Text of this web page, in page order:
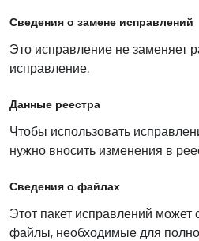
Сведения о замене исправлений
Это исправление не заменяет
исправление.
Данные реестра
Чтобы использовать
нужно вносить изменения в
Сведения о файлах
Этот пакет исправлений может
файлы, необходимые для